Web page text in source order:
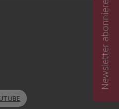
Newsletter abonnieren